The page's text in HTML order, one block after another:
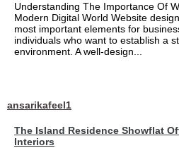
Understanding The Importance Of
Modern Digital World Website
most important elements for
individuals who want to establish a
environment. A well-design...
ansarikafeel1
The Island Residence Showflat
Interiors